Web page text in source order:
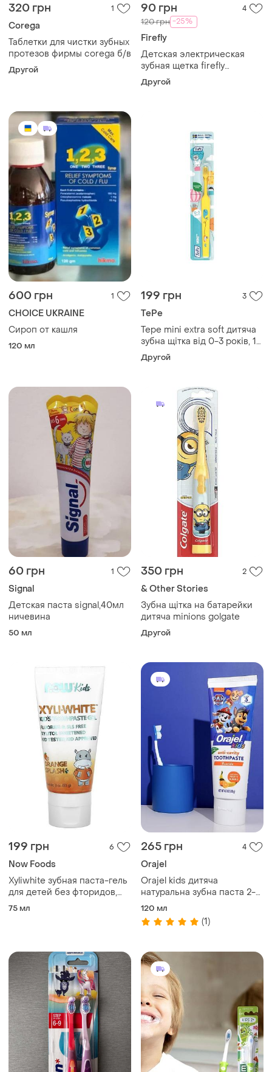
320 грн 1
Corega
Таблетки для чистки зубных
протезов фирмы corega б/в
Другой
90 грн 4
120 грн -25%
Firefly
Детская электрическая
зубная щетка firefly
avengers turbo max от 6 лет,
мягкая сша
Другой
600 грн 1
CHOICE UKRAINE
Сироп от кашля
120 мл
199 грн 3
TePe
Tepe mini extra soft дитяча
зубна щітка від 0-3 років, 1
шт
Другой
60 грн 1
Signal
Детская паста signal,40мл
ничевина
50 мл
350 грн 2
& Other Stories
Зубна щітка на батарейки
дитяча minions golgate
Другой
199 грн 6
Now Foods
Xyliwhite зубная паста-гель
для детей без фторидов,
now foods
75 мл
265 грн 4
Orajel
Orajel kids дитяча
натуральна зубна паста 2-
10 років, 119 г
120 мл
(1)